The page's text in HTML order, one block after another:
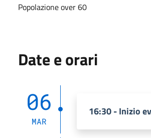
Popolazione over 60
Date e orari
06
MAR
16:30 - Inizio